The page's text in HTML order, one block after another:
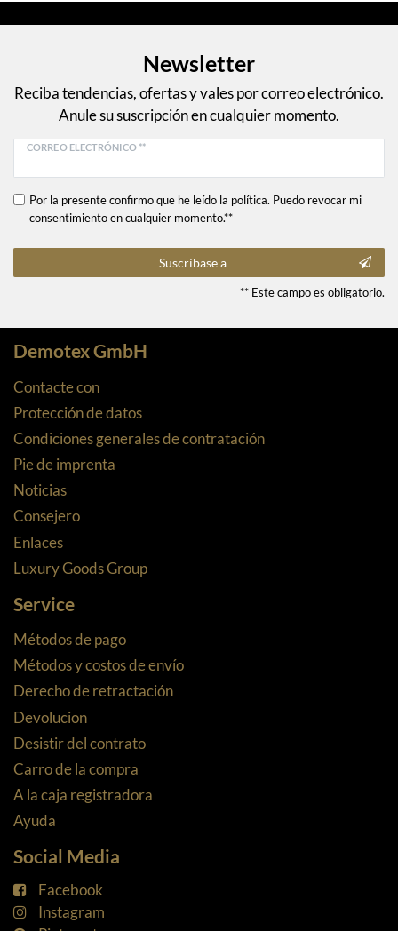
Newsletter
Reciba tendencias, ofertas y vales por correo electrónico.
Anule su suscripción en cualquier momento.
CORREO ELECTRÓNICO **
Por la presente confirmo que he leído la política. Puedo revocar mi
consentimiento en cualquier momento.**
Suscríbase a
** Este campo es obligatorio.
Demotex GmbH
Contacte con
Protección de datos
Condiciones generales de contratación
Pie de imprenta
Noticias
Consejero
Enlaces
Luxury Goods Group
Service
Métodos de pago
Métodos y costos de envío
Derecho de retractación
Devolucion
Desistir del contrato
Carro de la compra
A la caja registradora
Ayuda
Social Media
Facebook
Instagram